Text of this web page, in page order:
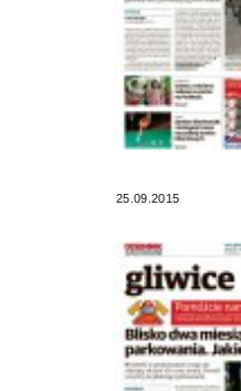
25.09.2015